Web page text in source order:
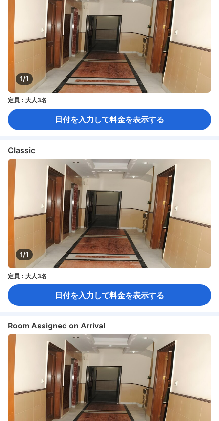
1/1
定員：大人3名
日付を入力して料金を表示する
Classic
1/1
定員：大人3名
日付を入力して料金を表示する
Room Assigned on Arrival